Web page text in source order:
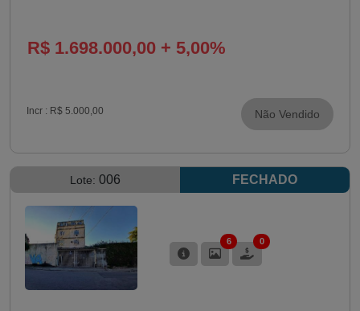
R$ 1.698.000,00 + 5,00%
Incr : R$ 5.000,00 Não Vendido
Lote: 006 FECHADO
6 0